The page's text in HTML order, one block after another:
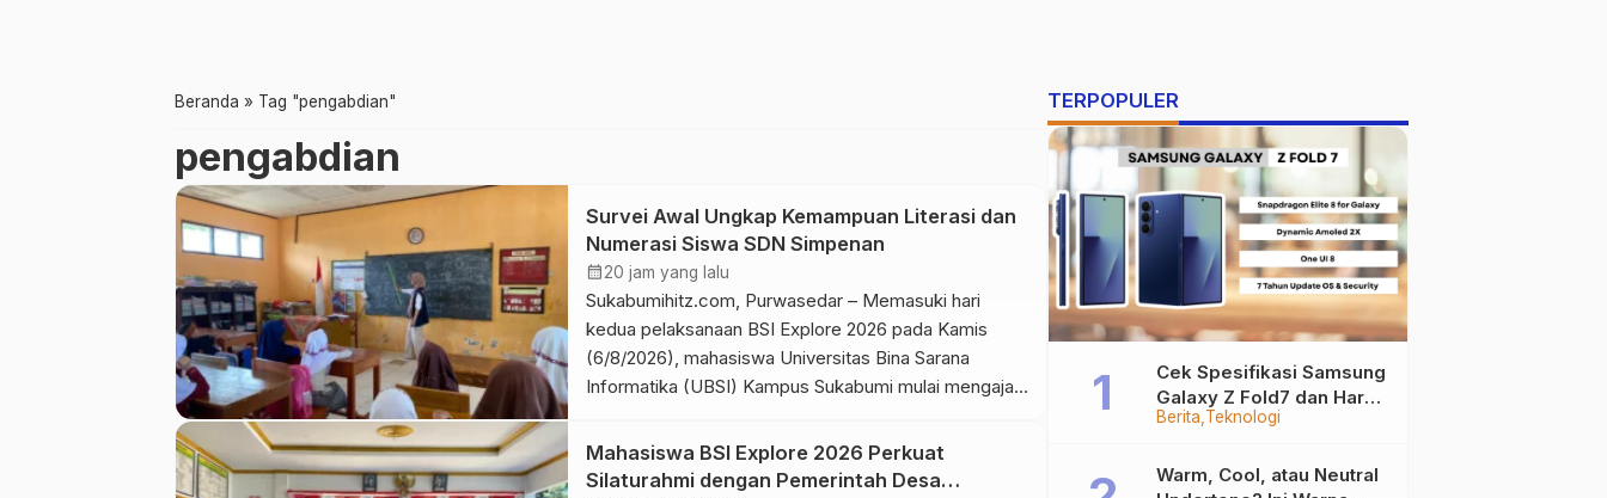
Beranda » Tag "pengabdian"
pengabdian
Survei Awal Ungkap Kemampuan Literasi dan
Numerasi Siswa SDN Simpenan
calendar_month20 jam yang lalu
Sukabumihitz.com, Purwasedar – Memasuki hari
kedua pelaksanaan BSI Explore 2026 pada Kamis
(6/8/2026), mahasiswa Universitas Bina Sarana
Informatika (UBSI) Kampus Sukabumi mulai mengajar
Ciracap. Sebelum memulai pembelajaran, tim
memetakan kemampuan dasar literasi dan numerasi
Mahasiswa BSI Explore 2026 Perkuat
Silaturahmi dengan Pemerintah Desa
TERPOPULER
Berita Teknologi
Cek Spesifikasi Samsung
Galaxy Z Fold7 dan Harga
Resminya
Warm, Cool, atau Neutral